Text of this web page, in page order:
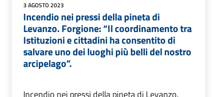
3 AGOSTO 2023
Incendio nei pressi della pineta di
Levanzo. Forgione: “Il coordinamento tra
Istituzioni e cittadini ha consentito di
salvare uno dei luoghi più belli del nostro
arcipelago”.